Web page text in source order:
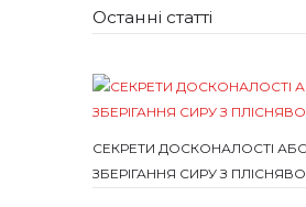
Останні статті
СЕКРЕТИ ДОСКОНАЛОСТІ
ЗБЕРІГАННЯ СИРУ З